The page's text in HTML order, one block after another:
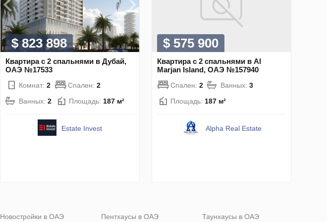
$ 823 898
Квартира с 2 спальнями в Дубай,
ОАЭ №17533
Комнат: 2 Спален: 2
Ванных: 2 Площадь: 187 м²
Estate Invest
$ 575 900
Квартира с 2 спальнями в Al
Marjan Island, ОАЭ №157940
Спален: 2 Ванных: 3
Площадь: 187 м²
Alpha Real Estate
Новостройки в ОАЭ Пентхаусы в ОАЭ Таунхаусы в ОАЭ